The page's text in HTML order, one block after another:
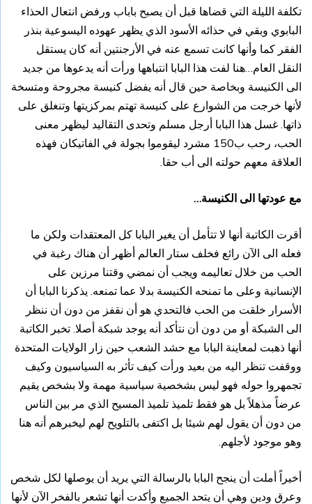
تكلفة الليلة التي قضاها قبل أن يصبح باباب ورفض انتعال الحذاء
البابوي وبقي في حذائه الأسود الذي يظهر عهوده اليسوعية بنذر
الفقر كما وأنها كانت تسمع عنه في الأرجنتين أنه كان يستقل
النقل العام…هنا لفت هذا البابا انتباهها ورأت أنه يدعوها من جديد
الى الكنيسة وبخاصة حين قال أنه يفضل كنيسة مجروحة ومتسخة
لأنها خرجت من الشوارع على كنيسة تهتم بمركزيتها وتنغلق على
ذاتها. غسل هذا البابا أرجل مسلم وتحدى التقاليد ليظهر معنى
الحب، رحب ب150 مشرد ليقوموا بجولة في الفاتيكان فهذه
العلاقة معهم حولته الى أب حقا.
مع عودتها الى الكنيسة…
أقرت الكاتبة أنها لا تتأمل أن يغير البابا كل المعتقدات ولكن ما
فعله الى الآن رائع فخلف ستار العالم أظهر أن هناك رغبة في
الحب من خلال تعاليمه ويجب أن نمضي وقتنا مرزين على
الإنسانية وعلى ما تمنحه الكنيسة بدلا عما تمنعه. يذكرنا البابا أن
الأسرار خلقت من الحب فالتحدي هو أن نقفز من دون أن ننظر
الى الشبكة أو من دون أن نتأكد أنه يوجد شبكة أصلا. تخبر الكاتبة
أنها ذهبت لمعاينة البابا مع حشد الشعب حين زار الولايات المتحدة
ووقفت تنظر اليه من بعيد ورأت كيف تأثر به السياسيون وكيف
تجمهروا حوله فهو ليس بشخصية سياسية مهمة ولا بشخص يقيم
عرضاً مذهلاً بل هو فقط تلميذ تلميذ المسيح الذي مر بين الناس
من دون أن يقول لهم شيئا بل اكتفى بالتلويح لهم ليخبرهم أنه هنا
وهو موجود لأجلهم.
أخيراً أملت أن ينجح البابا بالرسالة التي يريد أن يوصلها لكل شخص
وعرق ودين وهي أن يتحد الجميع وأكدت أنها تشعر بالفخر الآن لأنها